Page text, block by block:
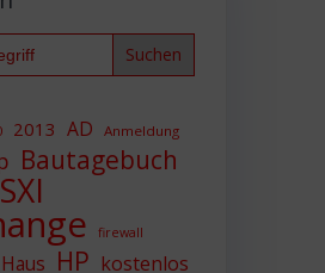
2013 AD Anmeldung
Bautagebuch
firewall
Haus HP kostenlos